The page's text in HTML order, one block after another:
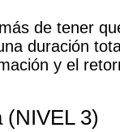
de tener
duración
y el
(NIVEL 3)